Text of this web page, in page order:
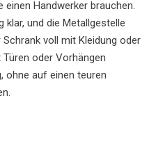
einen Handwerker brauchen.
klar, und die Metallgestelle
voll mit Kleidung oder
oder Vorhängen
ohne auf einen teuren